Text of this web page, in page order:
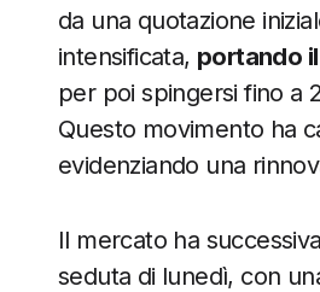
da una quotazione
intensificata, portando
per poi spingersi fino a
Questo movimento ha
evidenziando una
Il mercato ha
seduta di lunedì, con